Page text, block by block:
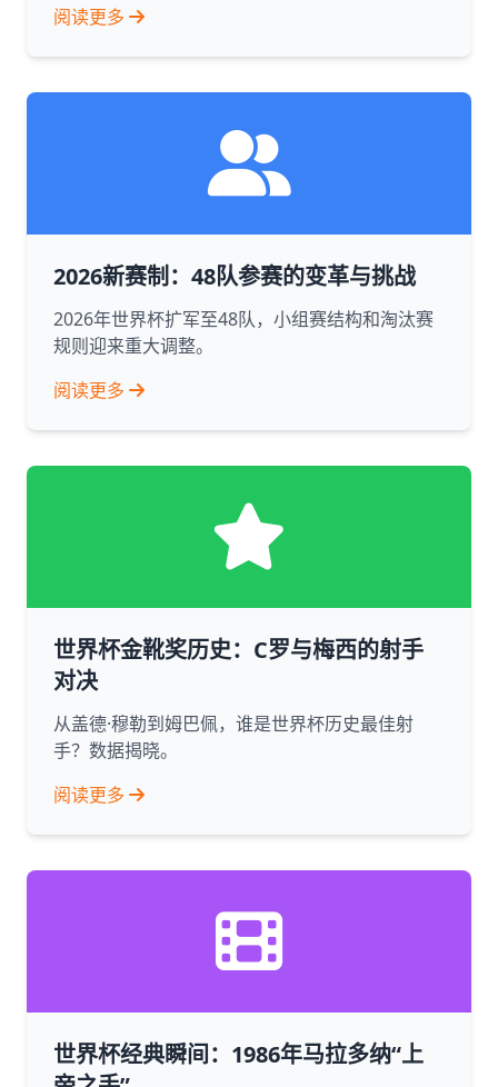
阅读更多
2026新赛制：48队参赛的变革与挑战
2026年世界杯扩军至48队，小组赛结构和淘汰赛
规则迎来重大调整。
阅读更多
世界杯金靴奖历史：C罗与梅西的射手
对决
从盖德·穆勒到姆巴佩，谁是世界杯历史最佳射
手？数据揭晓。
阅读更多
世界杯经典瞬间：1986年马拉多纳“上